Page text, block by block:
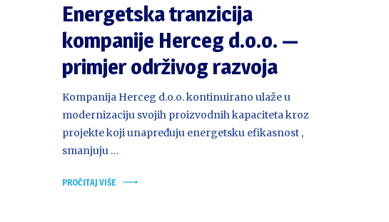
Energetska tranzicija
kompanije Herceg d.o.o. —
primjer održivog razvoja
Kompanija Herceg d.o.o. kontinuirano ulaže u
modernizaciju svojih proizvodnih kapaciteta kroz
projekte koji unapređuju energetsku efikasnost ,
smanjuju …
PROČITAJ VIŠE